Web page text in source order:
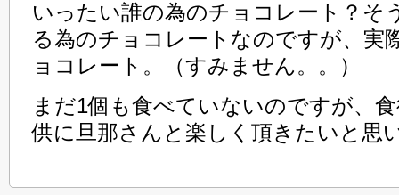
いったい誰の為のチョコレート？そ
る為のチョコレートなのですが、実
ョコレート。（すみません。。）
まだ1個も食べていないのですが、
供に旦那さんと楽しく頂きたいと思